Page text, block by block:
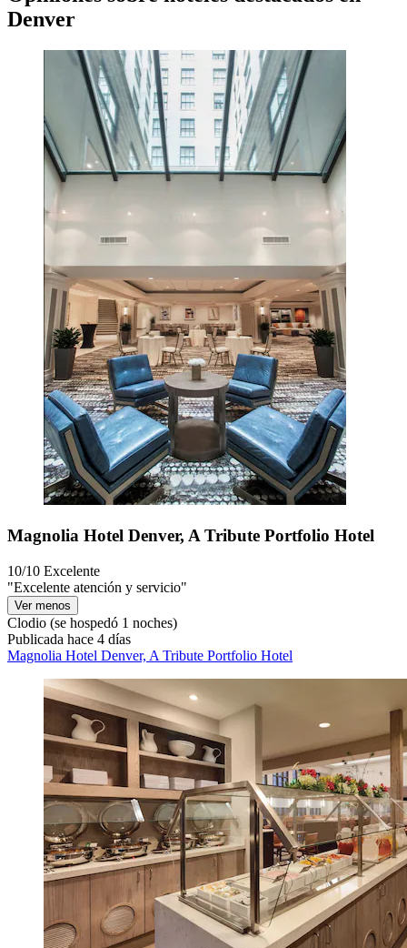
Denver
Magnolia Hotel Denver, A Tribute Portfolio Hotel
10/10 Excelente
"Excelente atención y servicio"
Ver menos
Clodio (se hospedó 1 noches)
Publicada hace 4 días
Magnolia Hotel Denver, A Tribute Portfolio Hotel